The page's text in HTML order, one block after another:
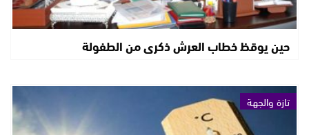
حين يوقظ خطاب العرش ذكرى من الطفولة
تازة والجهة